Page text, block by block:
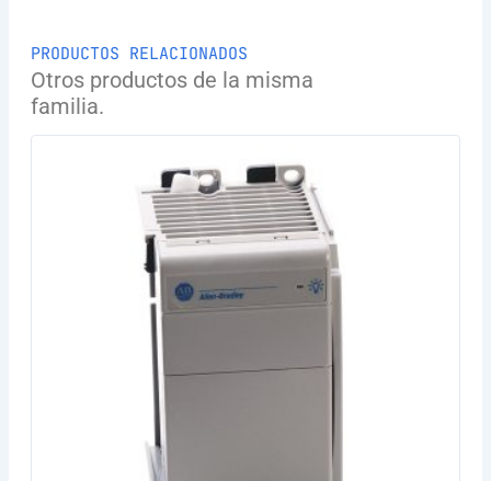
PRODUCTOS RELACIONADOS
Otros productos de la misma
familia.